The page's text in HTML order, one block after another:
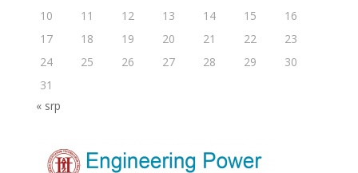
10
11 12 13 14 15
16
17
18 19 20 21 22
23
24
25 26 27 28 29
30
31
« srp